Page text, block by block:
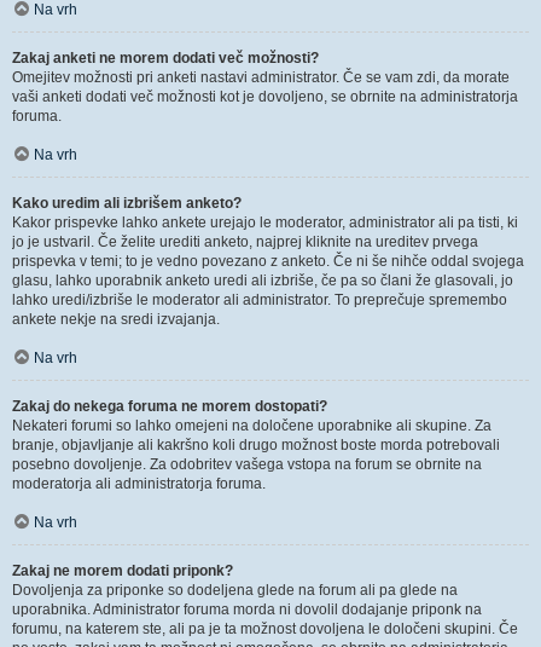
Na vrh
Zakaj anketi ne morem dodati več možnosti?
Omejitev možnosti pri anketi nastavi administrator. Če se vam zdi, da morate
vaši anketi dodati več možnosti kot je dovoljeno, se obrnite na administratorja
foruma.
Na vrh
Kako uredim ali izbrišem anketo?
Kakor prispevke lahko ankete urejajo le moderator, administrator ali pa tisti, ki
jo je ustvaril. Če želite urediti anketo, najprej kliknite na ureditev prvega
prispevka v temi; to je vedno povezano z anketo. Če ni še nihče oddal svojega
glasu, lahko uporabnik anketo uredi ali izbriše, če pa so člani že glasovali, jo
lahko uredi/izbriše le moderator ali administrator. To preprečuje spremembo
ankete nekje na sredi izvajanja.
Na vrh
Zakaj do nekega foruma ne morem dostopati?
Nekateri forumi so lahko omejeni na določene uporabnike ali skupine. Za
branje, objavljanje ali kakršno koli drugo možnost boste morda potrebovali
posebno dovoljenje. Za odobritev vašega vstopa na forum se obrnite na
moderatorja ali administratorja foruma.
Na vrh
Zakaj ne morem dodati priponk?
Dovoljenja za priponke so dodeljena glede na forum ali pa glede na
uporabnika. Administrator foruma morda ni dovolil dodajanje priponk na
forumu, na katerem ste, ali pa je ta možnost dovoljena le določeni skupini. Če